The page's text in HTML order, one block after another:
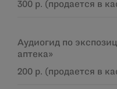
300 р. (продается в
Аудиогид по
аптека»
200 р. (продается в